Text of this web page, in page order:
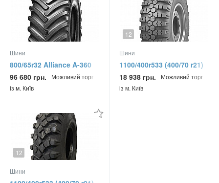
Шини
800/65r32 Alliance A-360
181a8 Сільгосп шина
96 680 грн.
Можливий торг
із м. Київ
12
Шини
1100/400r533 (400/70 r21)
Росава О-47ам 145g
Універсальна вантажна
18 938 грн.
Можливий торг
із м. Київ
12
Шини